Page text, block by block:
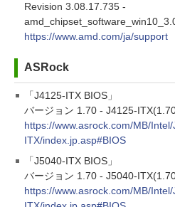
Revision 3.08.17.735 -
https://www.amd.com/ja/support
ASRock
「J4125-ITX BIOS」
バージョン 1.70 - J4125-
https://www.asrock.com/MB/Intel/
ITX/index.jp.asp#BIOS
「J5040-ITX BIOS」
バージョン 1.70 - J5040-
https://www.asrock.com/MB/Intel/